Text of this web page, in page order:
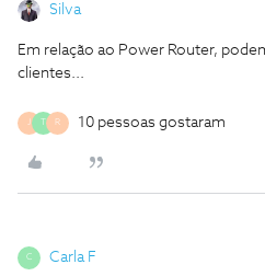
Silva
Em relação ao Power Router,
clientes...
J R 10 pessoas gostaram
C Carla F